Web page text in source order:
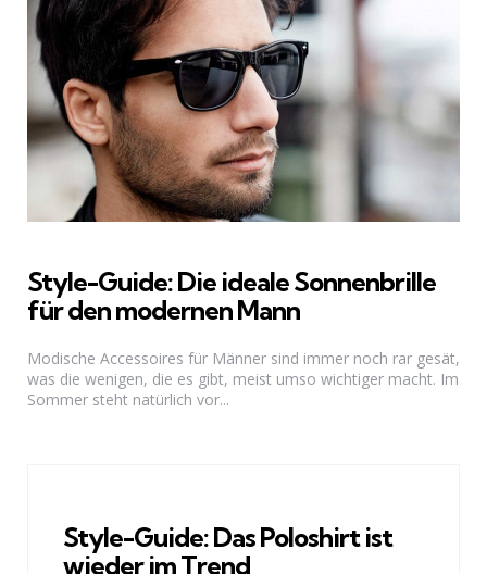
Style-Guide: Die ideale Sonnenbrille
für den modernen Mann
Modische Accessoires für Männer sind immer noch rar gesät,
was die wenigen, die es gibt, meist umso wichtiger macht. Im
Sommer steht natürlich vor...
Style-Guide: Das Poloshirt ist
wieder im Trend